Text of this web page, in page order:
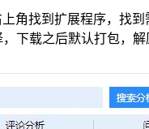
角找到扩展程序，找
下载之后默认打包，解